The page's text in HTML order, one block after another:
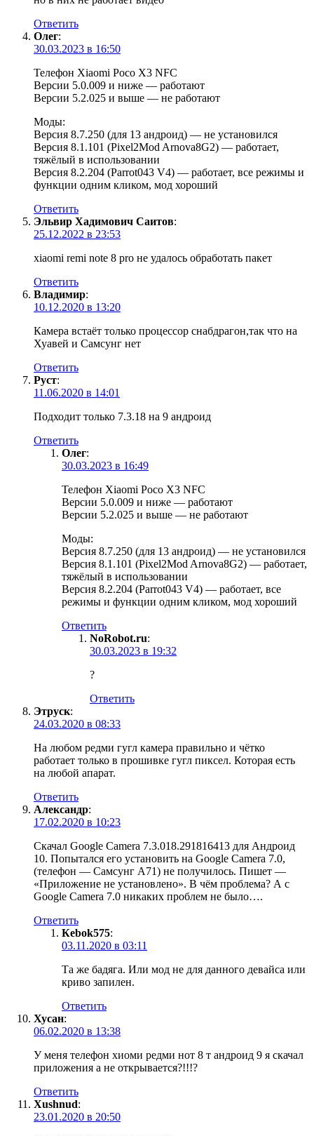
Ответить
Олег:
30.03.2023 в 16:50
Телефон Xiaomi Poco X3 NFC
Версии 5.0.009 и ниже — работают
Версии 5.2.025 и выше — не работают
Моды:
Версия 8.7.250 (для 13 андроид) — не установился
Версия 8.1.101 (Pixel2Mod Arnova8G2) — работает,
тяжёлый в использовании
Версия 8.2.204 (Parrot043 V4) — работает, все режимы и
функции одним кликом, мод хороший
Ответить
Эльвир Хадимович Саитов:
25.12.2022 в 23:53
xiaomi remi note 8 pro не удалось обработать пакет
Ответить
Владимир:
10.12.2020 в 13:20
Камера встаёт только процессор снабдрагон,так что на
Хуавей и Самсунг нет
Ответить
Руст:
11.06.2020 в 14:01
Подходит только 7.3.18 на 9 андроид
Ответить
Олег:
30.03.2023 в 16:49
Телефон Xiaomi Poco X3 NFC
Версии 5.0.009 и ниже — работают
Версии 5.2.025 и выше — не работают
Моды:
Версия 8.7.250 (для 13 андроид) — не установился
Версия 8.1.101 (Pixel2Mod Arnova8G2) — работает,
тяжёлый в использовании
Версия 8.2.204 (Parrot043 V4) — работает, все
режимы и функции одним кликом, мод хороший
Ответить
NoRobot.ru:
30.03.2023 в 19:32
?
Ответить
Этруск:
24.03.2020 в 08:33
На любом редми гугл камера правильно и чётко
работает только в прошивке гугл пиксел. Которая есть
на любой апарат.
Ответить
Александр:
17.02.2020 в 10:23
Скачал Google Camera 7.3.018.291816413 для Андроид
10. Попытался его установить на Google Camera 7.0,
(телефон — Самсунг А71) не получилось. Пишет —
«Приложение не установлено». В чём проблема? А с
Google Camera 7.0 никаких проблем не было….
Ответить
Кebok575:
03.11.2020 в 03:11
Та же бадяга. Или мод не для данного девайса или
криво запилен.
Ответить
Хусан:
06.02.2020 в 13:38
У меня телефон хиоми редми нот 8 т андроид 9 я скачал
приложения а не открывается?!!!?
Ответить
Xushnud:
23.01.2020 в 20:50